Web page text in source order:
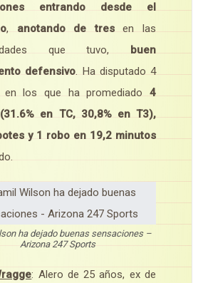
entrando desde el
, anotando de tresen las
que tuvo,
buen
defensivo. Ha disputado 4
en los que ha promediado 4
en TC, 30,8% en T3),
y 1 robo en 19,2 minutos
ha dejado buenas sensaciones –
Arizona 247 Sports
: Alero de 25 años, ex de